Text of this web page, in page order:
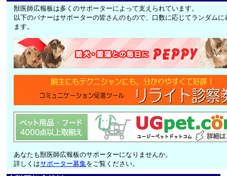
獣医師広報板は多くのサポーターによって支えられています。
以下のバナーはサポーターの皆さんのもので、口数に応じてランダムに
ます。
あなたも獣医師広報板のサポーターになりませんか。
詳しくはサポーター募集をご覧ください。